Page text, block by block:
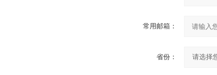
常用邮箱：
省份：